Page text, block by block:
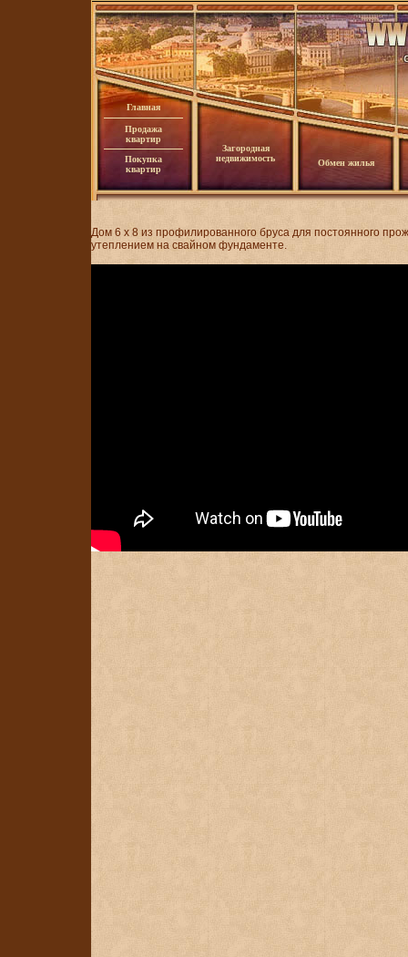
Главная
Продажа
квартир
Покупка
квартир
Загородная
недвижимость
Обмен жилья
Дом 6 x 8 из профилированного бруса для постоянного
утеплением на свайном фундаменте.